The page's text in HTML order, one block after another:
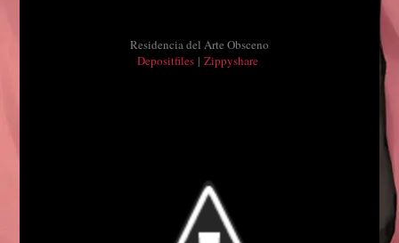
Residencia del Arte Obsceno
Depositfiles | Zippyshare